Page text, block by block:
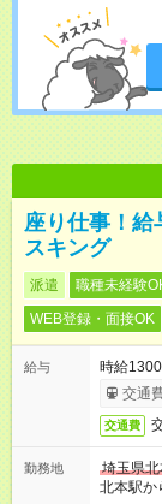
座り仕事！給
スキング
派遣 職種未経験
WEB登録・面接OK
給与
時給
交通
交通費
勤務地
埼玉県
北本駅か